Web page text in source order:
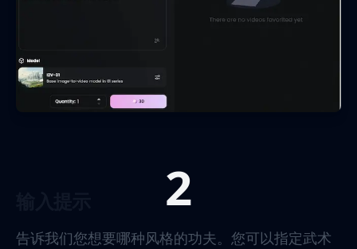
2
告诉我们您想要哪种风格的功夫。您可以指定武术